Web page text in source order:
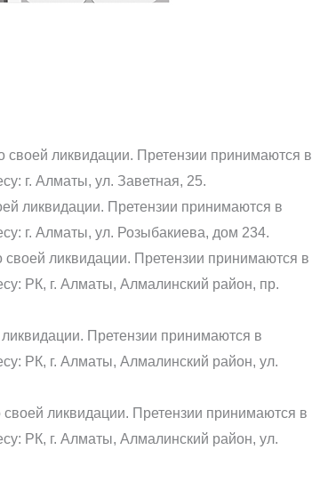
ликвидации. Претензии принимаются в
г. Алматы, ул. Заветная, 25.
ликвидации. Претензии принимаются в
г. Алматы, ул. Розыбакиева, дом 234.
ликвидации. Претензии принимаются в
РК, г. Алматы, Алмалинский район, пр.
Претензии принимаются в
РК, г. Алматы, Алмалинский район, ул.
ликвидации. Претензии принимаются в
РК, г. Алматы, Алмалинский район, ул.